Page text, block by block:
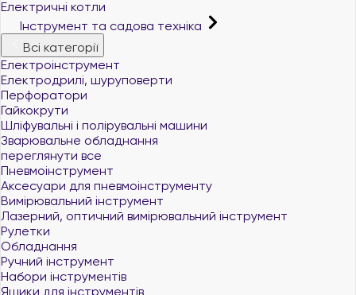
Електричні котли
Інструмент та садова техніка
Всі категорії
Електроінструмент
Електродрилі, шуруповерти
Перфоратори
Гайкокрути
Шліфувальні і полірувальні машини
Зварювальне обладнання
переглянути все
Пневмоінструмент
Аксесуари для пневмоінструменту
Вимірювальний інструмент
Лазерний, оптичний вимірювальний інструмент
Рулетки
Обладнання
Ручний інструмент
Набори інструментів
Ящики для інструментів